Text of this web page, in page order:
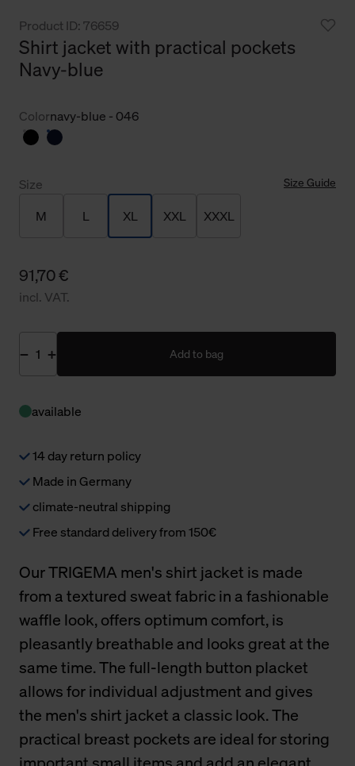
Product ID: 76659
Shirt jacket with practical pockets
Navy-blue
Colornavy-blue - 046
Size Size Guide
M L XL XXL XXXL
91,70 €
incl. VAT.
Add to bag
available
14 day return policy
Made in Germany
climate-neutral shipping
Free standard delivery from 150€
Our TRIGEMA men's shirt jacket is made
from a textured sweat fabric in a fashionable
waffle look, offers optimum comfort, is
pleasantly breathable and looks great at the
same time. The full-length button placket
allows for individual adjustment and gives
the men's shirt jacket a classic look. The
practical breast pockets are ideal for storing